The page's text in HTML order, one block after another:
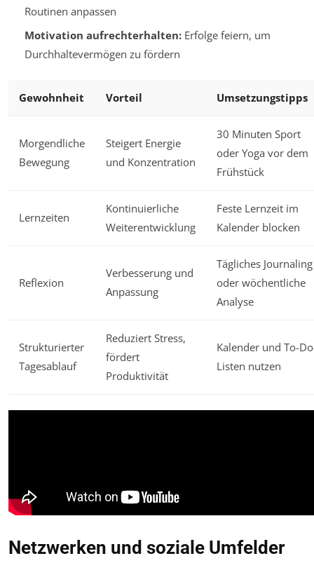
Routinen anpassen
Motivation aufrechterhalten:Erfolge feiern, um
Durchhaltevermögen zu fördern
Gewohnheit Vorteil Umsetzungstipps
Morgendliche
Bewegung
Steigert Energie
und Konzentration
30 Minuten Sport
oder Yoga vor dem
Frühstück
Lernzeiten
Kontinuierliche
Weiterentwicklung
Feste Lernzeit im
Kalender blocken
Reflexion
Verbesserung und
Anpassung
Tägliches Journaling
oder wöchentliche
Analyse
Strukturierter
Tagesablauf
Reduziert Stress,
fördert
Produktivität
Kalender und To-
Listen nutzen
Netzwerken und soziale Umfelder